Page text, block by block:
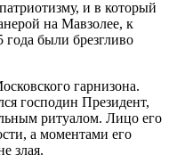
и в который
на Мавзолее, к
были брезгливо
гарнизона.
господин Президент,
ритуалом. Лицо его
а моментами его
злая.